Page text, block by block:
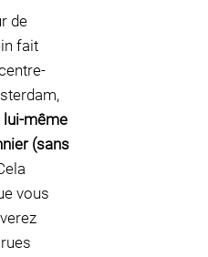
de
fait
lui-même
(sans
vous